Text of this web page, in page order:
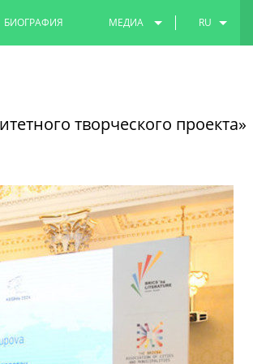
БИОГРАФИЯ МЕДИА RU
творческого проекта»